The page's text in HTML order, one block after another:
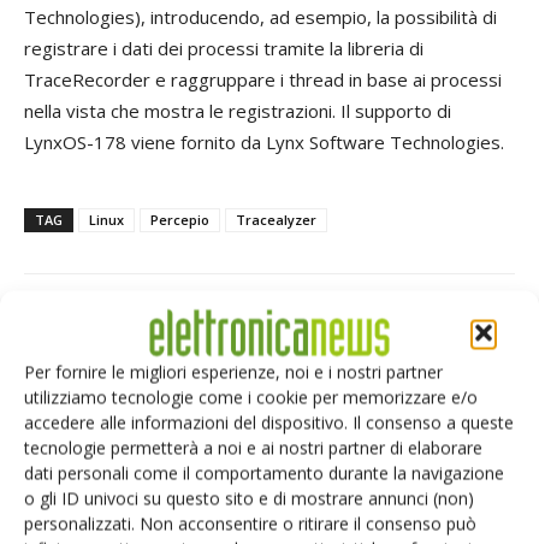
Per fornire le migliori esperienze, noi e i nostri partner
utilizziamo tecnologie come i cookie per memorizzare e/o
accedere alle informazioni del dispositivo. Il consenso a queste
tecnologie permetterà a noi e ai nostri partner di elaborare
dati personali come il comportamento durante la navigazione
o gli ID univoci su questo sito e di mostrare annunci (non)
personalizzati. Non acconsentire o ritirare il consenso può
Technologies), introducendo, ad esempio, la possibilità di
registrare i dati dei processi tramite la libreria di
TraceRecorder e raggruppare i thread in base ai processi
nella vista che mostra le registrazioni. Il supporto di
LynxOS-178 viene fornito da Lynx Software Technologies.
TAG Linux Percepio Tracealyzer
Facebook Twitter
ARTICOLI CORRELATI ALTRO DALL'AUTORE
Moduli display: mercato verso 180